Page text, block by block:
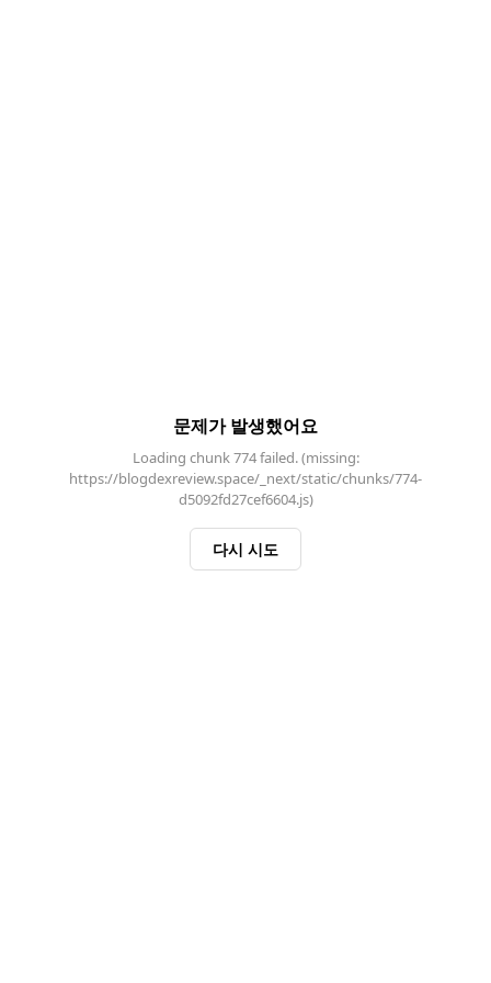
문제가 발생했어요
Loading chunk 774 failed. (missing:
https://blogdexreview.space/_next/static/chunks/774-
d5092fd27cef6604.js)
다시 시도